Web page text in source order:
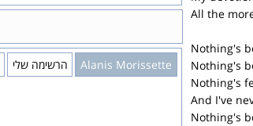
All the
Nothing's
Nothing's
Nothing's
And I've
Nothing's
Alanis Morissette הרשימה שלי